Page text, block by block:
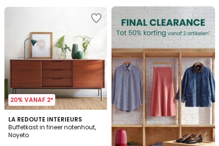
20% VANAF 2*
LA REDOUTE INTERIEURS
Buffetkast in fineer notenhout,
Noyeto
4
/
5
FINAL
CLEARANCE